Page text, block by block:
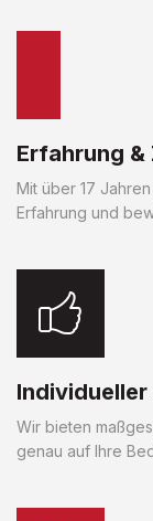
Erfahrung
Mit über 17
Erfahrung und
Individueller
Wir bieten
genau auf Ihre